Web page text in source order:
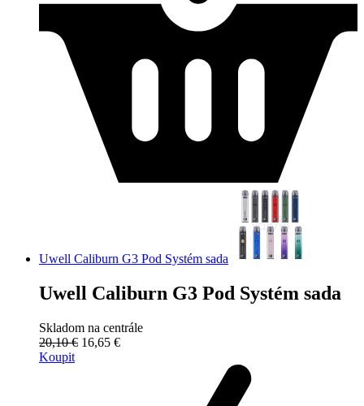
Uwell Caliburn G3 Pod Systém sada
Uwell Caliburn G3 Pod Systém sada
Skladom na centrále
20,10 € 16,65 €
Koupit